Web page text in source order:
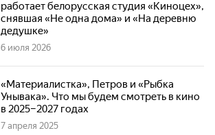
работает белорусская студия «Киноцех»,
снявшая «Не одна дома» и «На деревню
дедушке»
6 июля 2026
«Материалистка», Петров и «Рыбка
Унывака». Что мы будем смотреть в кино
в 2025–2027 годах
7 апреля 2025